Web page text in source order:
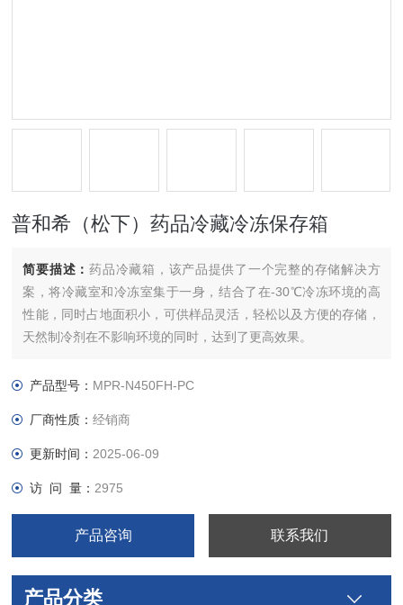
普和希（松下）药品冷藏冷冻保存箱
简要描述：药品冷藏箱，该产品提供了一个完整的存储解决方
案，将冷藏室和冷冻室集于一身，结合了在-30℃冷冻环境的高
性能，同时占地面积小，可供样品灵活，轻松以及方便的存储，
天然制冷剂在不影响环境的同时，达到了更高效果。
产品型号： MPR-N450FH-PC
厂商性质：经销商
更新时间： 2025-06-09
访 问 量： 2975
产品咨询 联系我们
产品分类